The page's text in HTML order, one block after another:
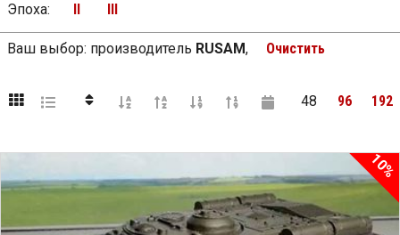
Эпоха: II III
Ваш выбор: производитель RUSAM, Очистить
48 96 192
10%